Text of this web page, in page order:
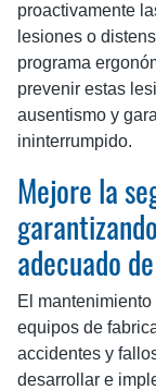
proactivamente
lesiones o
programa
prevenir estas
ausentismo y
ininterrumpido.
Mejore la
adecuado
El
equipos de
accidentes y
desarrollar e